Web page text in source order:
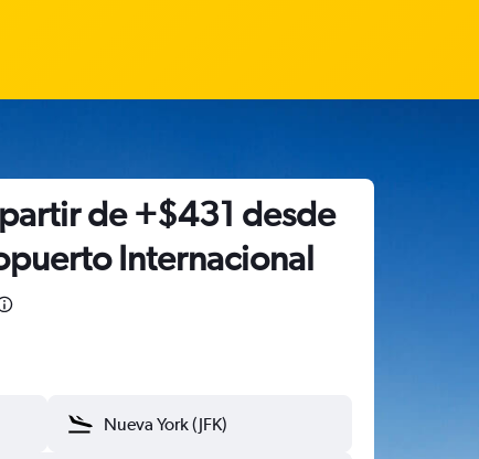
de +$431 desde
Internacional